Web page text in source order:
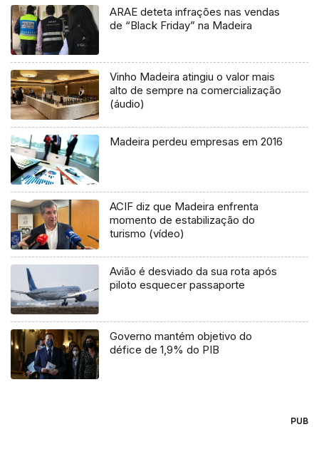
ARAE deteta infrações nas vendas
de “Black Friday” na Madeira
Vinho Madeira atingiu o valor mais
alto de sempre na comercialização
(áudio)
Madeira perdeu empresas em 2016
ACIF diz que Madeira enfrenta
momento de estabilização do
turismo (vídeo)
Avião é desviado da sua rota após
piloto esquecer passaporte
Governo mantém objetivo do
défice de 1,9% do PIB
PUB